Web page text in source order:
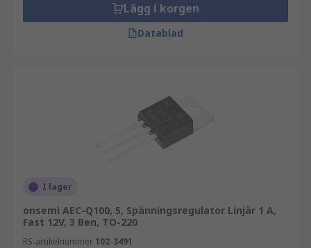
Lägg i korgen
Datablad
I lager
onsemi AEC-Q100, 5, Spänningsregulator Linjär 1 A,
Fast 12V, 3 Ben, TO-220
RS-artikelnummer 102-3491